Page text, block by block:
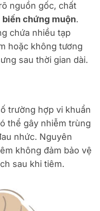
nguồn gốc, chất
biến chứng muộn.
chứa nhiều tạp
hoặc không tương
sau thời gian dài.
trường hợp vi khuẩn
thể gây nhiễm trùng
nhức. Nguyên
không đảm bảo vệ
sau khi tiêm.